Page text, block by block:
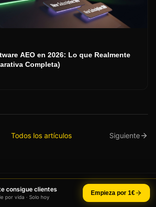
AEO en 2026: Lo que Realmente
Completa)
Todos los artículos Siguiente
consigue clientes
por vida · Solo hoy
Empieza por 1€